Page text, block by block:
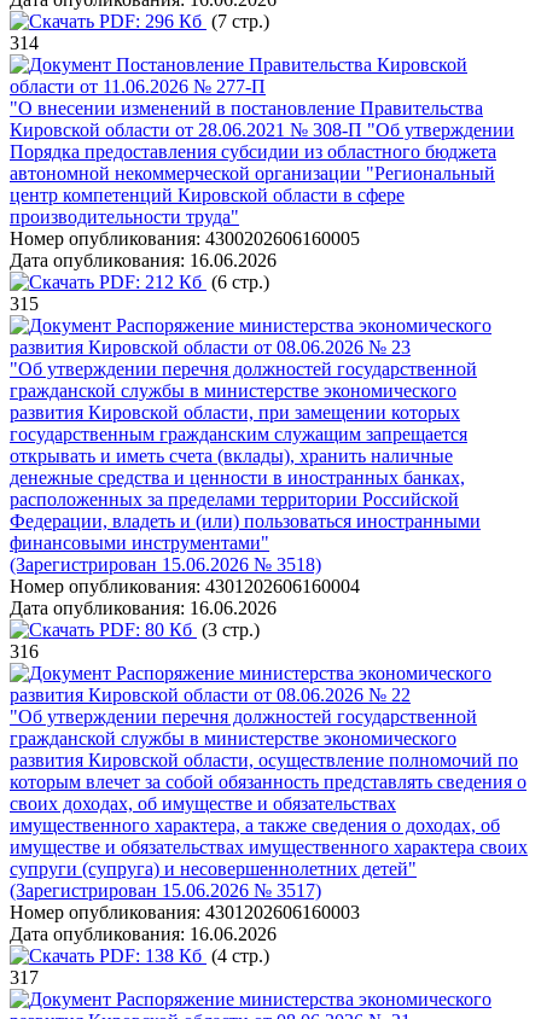
PDF: 296 Кб (7 стр.)
314
Постановление Правительства Кировской
области от 11.06.2026 № 277-П
"О внесении изменений в постановление Правительства
Кировской области от 28.06.2021 № 308-П "Об утверждении
Порядка предоставления субсидии из областного бюджета
автономной некоммерческой организации "Региональный
центр компетенций Кировской области в сфере
производительности труда"
Номер опубликования: 4300202606160005
Дата опубликования: 16.06.2026
PDF: 212 Кб (6 стр.)
315
Распоряжение министерства экономического
развития Кировской области от 08.06.2026 № 23
"Об утверждении перечня должностей государственной
гражданской службы в министерстве экономического
развития Кировской области, при замещении которых
государственным гражданским служащим запрещается
открывать и иметь счета (вклады), хранить наличные
денежные средства и ценности в иностранных банках,
расположенных за пределами территории Российской
Федерации, владеть и (или) пользоваться иностранными
финансовыми инструментами"
(Зарегистрирован 15.06.2026 № 3518)
Номер опубликования: 4301202606160004
Дата опубликования: 16.06.2026
PDF: 80 Кб (3 стр.)
316
Распоряжение министерства экономического
развития Кировской области от 08.06.2026 № 22
"Об утверждении перечня должностей государственной
гражданской службы в министерстве экономического
развития Кировской области, осуществление полномочий по
которым влечет за собой обязанность представлять сведения о
своих доходах, об имуществе и обязательствах
имущественного характера, а также сведения о доходах, об
имуществе и обязательствах имущественного характера своих
супруги (супруга) и несовершеннолетних детей"
(Зарегистрирован 15.06.2026 № 3517)
Номер опубликования: 4301202606160003
Дата опубликования: 16.06.2026
PDF: 138 Кб (4 стр.)
317
Распоряжение министерства экономического